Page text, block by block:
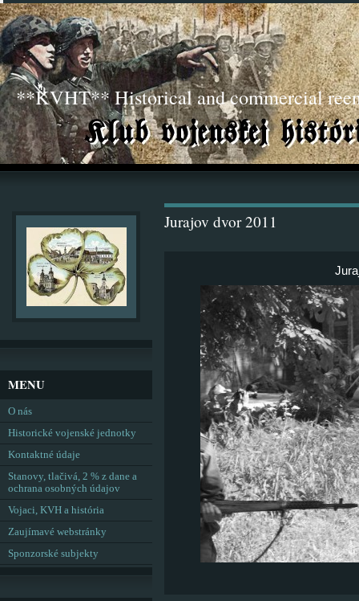
**KVHT** Historical and commercial
Jurajov dvor 2011
MENU
O nás
Historické vojenské jednotky
Kontaktné údaje
Stanovy, tlačivá, 2 % z dane a
ochrana osobných údajov
Vojaci, KVH a história
Zaujímavé webstránky
Sponzorské subjekty